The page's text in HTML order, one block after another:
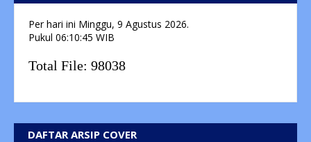
Per hari ini Minggu, 9 Agustus 2026.
Pukul 06:10:45 WIB
Total File: 98038
DAFTAR ARSIP COVER